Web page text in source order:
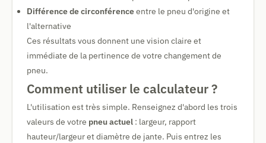
Différence de circonférenceentre le pneu d'origine et
l'alternative
Ces résultats vous donnent une vision claire et
immédiate de la pertinence de votre changement de
pneu.
Comment utiliser le calculateur ?
L'utilisation est très simple. Renseignez d'abord les trois
valeurs de votre pneu actuel : largeur, rapport
hauteur/largeur et diamètre de jante. Puis entrez les